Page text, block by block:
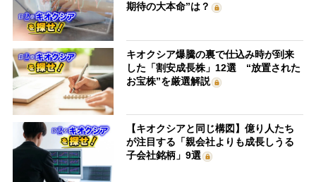
期待の大本命”は？
キオクシア爆騰の裏で仕込み時が到来
した「割安成長株」12選 “放置された
お宝株”を厳選解説
【キオクシアと同じ構図】億り人たち
が注目する「親会社よりも成長しうる
子会社銘柄」9選